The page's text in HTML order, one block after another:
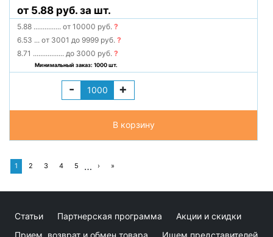
от 5.88 руб. за шт.
5.88 ............... от 10000 руб.?
6.53 ... от 3001 до 9999 руб.?
8.71 ................. до 3000 руб.?
Минимальный заказ: 1000 шт.
- +
В корзину
1 2 3 4 5 … › »
Статьи Партнерская программа
Акции и скидки